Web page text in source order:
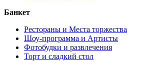
Банкет
Рестораны и Места торжества
Шоу-программа и Артисты
Фотобудки и развлечения
Торт и сладкий стол